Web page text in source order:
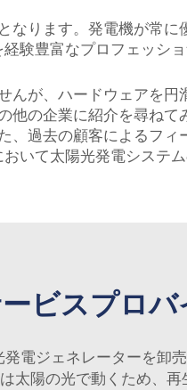
ります。発電機が常
験豊富なプロフェッシ
が、ハードウェアを
の企業に紹介を尋ね
過去の顧客によるフ
おいて太陽光発電システ
ビスプロ
電ジェネレーターを卸
太陽の光で動くため、